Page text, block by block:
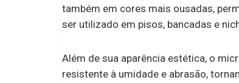
também em cores mais ousadas,
ser utilizado em pisos, bancadas e
Além de sua aparência estética, o
resistente à umidade e abrasão,